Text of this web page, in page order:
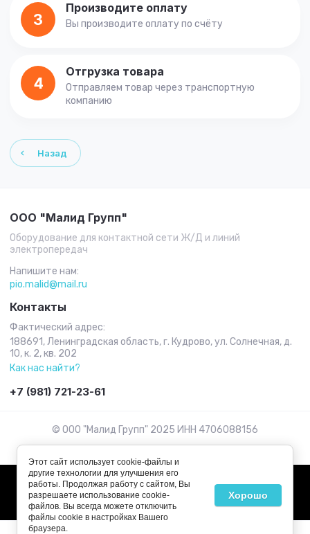
3
Производите оплату
Вы производите оплату по счёту
4
Отгрузка товара
Отправляем товар через транспортную
компанию
Назад
ООО "Малид Групп"
Оборудование для контактной сети Ж/Д и линий
электропередач
Напишите нам:
pio.malid@mail.ru
Контакты
Фактический адрес:
188691, Ленинградская область, г. Кудрово, ул. Солнечная, д.
10, к. 2, кв. 202
Как нас найти?
+7 (981) 721-23-61
© ООО "Малид Групп" 2025 ИНН 4706088156
Этот сайт использует cookie-файлы и
другие технологии для улучшения его
работы. Продолжая работу с сайтом, Вы
разрешаете использование cookie-
файлов. Вы всегда можете отключить
файлы cookie в настройках Вашего
браузера.
Хорошо